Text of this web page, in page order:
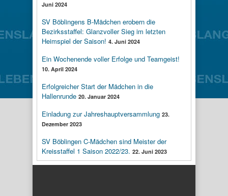
Juni 2024
SV Böblingens B-Mädchen erobern die
Bezirksstaffel: Glanzvoller Sieg im letzten
Heimspiel der Saison! 4. Juni 2024
Ein Wochenende voller Erfolge und Teamgeist!
10. April 2024
Erfolgreicher Start der Mädchen in die
Hallenrunde 20. Januar 2024
Einladung zur Jahreshauptversammlung 23.
Dezember 2023
SV Böblingen C-Mädchen sind Meister der
Kreisstaffel 1 Saison 2022/23. 22. Juni 2023